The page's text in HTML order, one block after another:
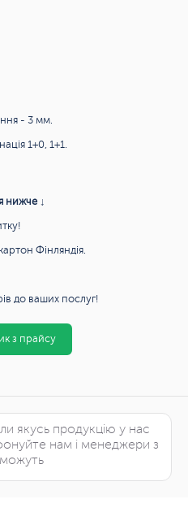
- 3 мм.
1+0, 1+1.
нижче ↓
Фінляндія.
до ваших послуг!
з прайсу
якусь продукцію у нас
нам і менеджери з